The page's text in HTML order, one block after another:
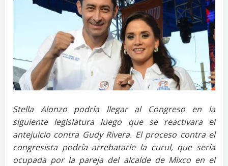
Stella Alonzo podría llegar al Congreso en la
siguiente legislatura luego que se reactivara el
antejuicio contra Gudy Rivera. El proceso contra el
congresista podría arrebatarle la curul, que sería
ocupada por la pareja del alcalde de Mixco en el